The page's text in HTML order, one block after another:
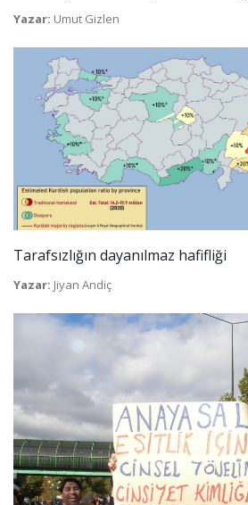
Yazar: Umut Gizlen
Tarafsızlığın dayanılmaz hafifliği
Yazar: Jiyan Andiç